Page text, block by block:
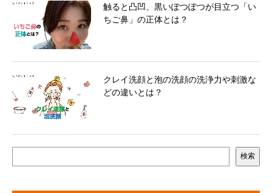
触ると凸凹、黒いぽつぽつが目立つ「い
ちご鼻」の正体とは？
クレイ洗顔と泡の洗顔の洗浄力や刺激な
どの違いとは？
検索